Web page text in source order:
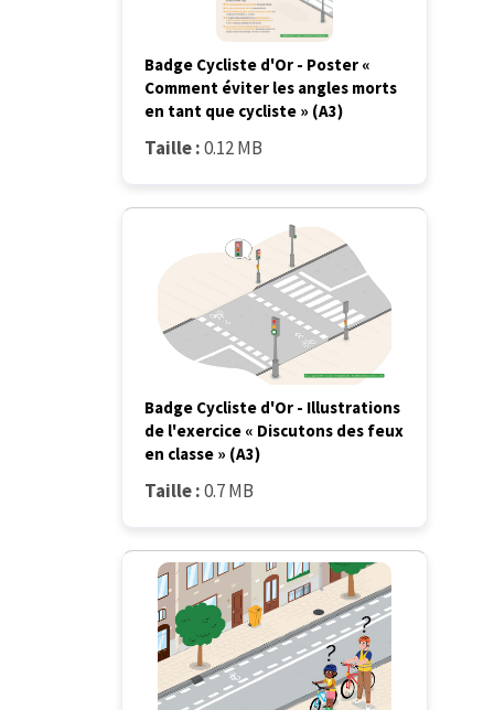
Badge Cycliste d'Or - Poster «
Comment éviter les angles morts
en tant que cycliste » (A3)
Taille :0.12 MB
Badge Cycliste d'Or - Illustrations
de l'exercice « Discutons des feux
en classe » (A3)
Taille :0.7 MB